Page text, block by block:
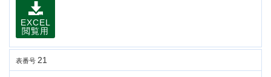
EXCEL
閲覧用
表番号 21